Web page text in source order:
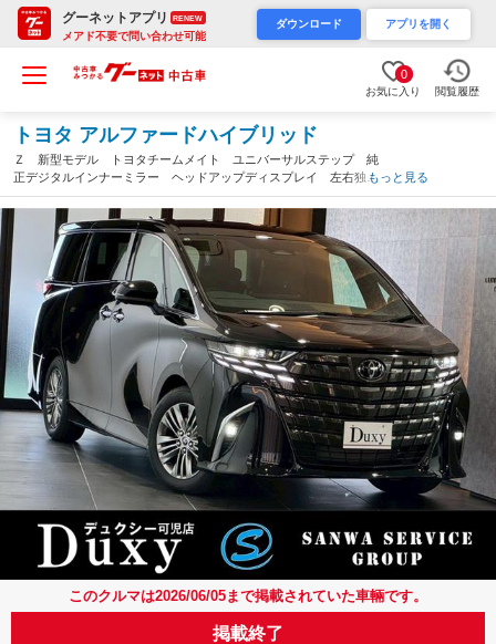
グーネットアプリ RENEW
メアド不要で問い合わせ可能
ダウンロード アプリを開く
0
お気に入り 閲覧履歴
トヨタ アルファードハイブリッド
Ｚ 新型モデル トヨタチームメイト ユニバーサルステップ 純
正デジタルインナーミラー ヘッドアップディスプレイ 左右独立
ムーンルーフ 純正ディスプレイオーディオ フルセグＴＶ ＥＴ
Ｃ２．０ シートクーラー（岐阜県）
もっと見る
このクルマは2026/06/05まで掲載されていた車輛です。
掲載終了